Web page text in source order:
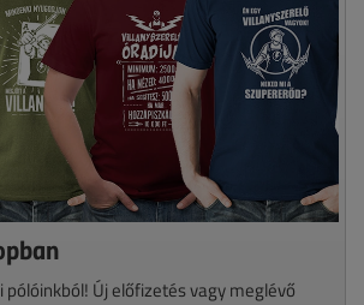
pólóinkból! Új előfizetés vagy meglévő